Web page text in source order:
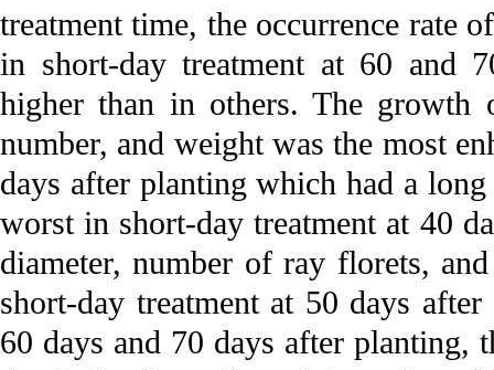
treatment time, the occurrence rate
in short-day treatment at 60 and
higher than in others. The
number, and weight was the most
days after planting which had a
worst in short-day treatment at 40
diameter, number of ray florets,
short-day treatment at 50 days
60 days and 70 days after planting,